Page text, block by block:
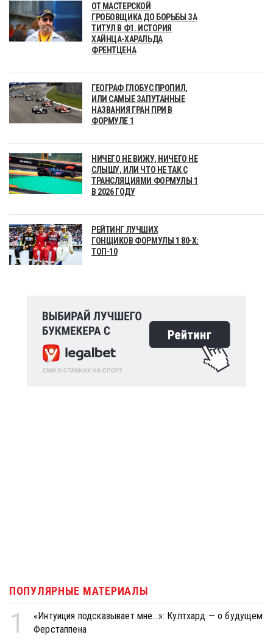
ОТ МАСТЕРСКОЙ
ГРОБОВЩИКА ДО БОРЬБЫ ЗА
ТИТУЛ В Ф1. ИСТОРИЯ
ХАЙНЦА-ХАРАЛЬДА
ФРЕНТЦЕНА
ГЕОГРАФ ГЛОБУС ПРОПИЛ,
ИЛИ САМЫЕ ЗАПУТАННЫЕ
НАЗВАНИЯ ГРАН ПРИ В
ФОРМУЛЕ 1
НИЧЕГО НЕ ВИЖУ, НИЧЕГО НЕ
СЛЫШУ, ИЛИ ЧТО НЕ ТАК С
ТРАНСЛЯЦИЯМИ ФОРМУЛЫ 1
В 2026 ГОДУ
РЕЙТИНГ ЛУЧШИХ
ГОНЩИКОВ ФОРМУЛЫ 1 80-Х:
ТОП-10
ПОПУЛЯРНЫЕ МАТЕРИАЛЫ
1
«Интуиция подсказывает мне...»: Култхард — о будущем
Ферстаппена